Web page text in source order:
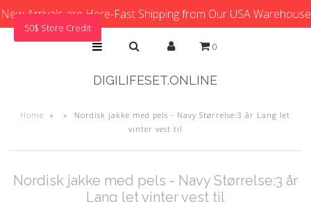
New Arrivals are Here-Fast Shipping from Our USA Warehouse
0
DIGILIFESET.ONLINE
Home » »
Nordisk jakke med pels - Navy Størrelse:3 år Lang let
vinter vest til
Nordisk jakke med pels - Navy Størrelse:3 år
Lang let vinter vest til
50$ Store Credit